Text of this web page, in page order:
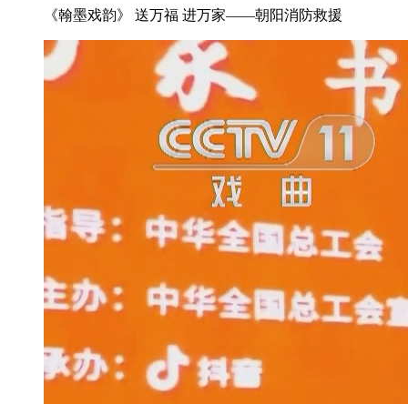
《翰墨戏韵》 送万福 进万家——朝阳消防救援